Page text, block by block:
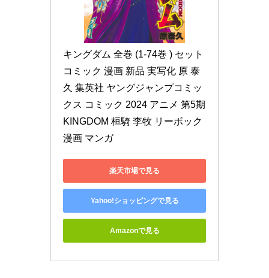
キングダム 全巻 (1-74巻 ) セット
コミック 漫画 新品 実写化 原 泰
久 集英社 ヤングジャンプコミッ
クス コミック 2024 アニメ 第5期
KINGDOM 桓騎 李牧 リーボック
漫画 マンガ
楽天市場で見る
Yahoo!ショッピングで見る
Amazonで見る